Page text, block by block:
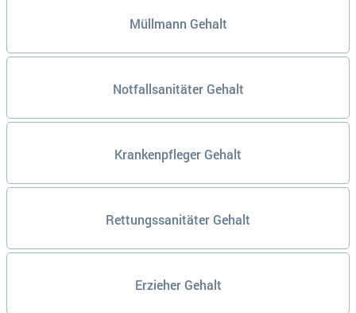
Müllmann Gehalt
Notfallsanitäter Gehalt
Krankenpfleger Gehalt
Rettungssanitäter Gehalt
Erzieher Gehalt